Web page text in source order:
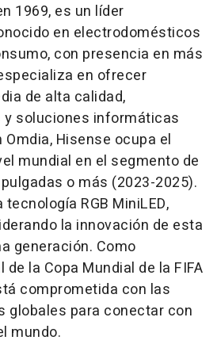
1969, es un líder
en electrodomésticos
con presencia en más
en ofrecer
de alta calidad,
soluciones informáticas
Hisense ocupa el
mundial en el segmento de
o más (2023-2025).
RGB MiniLED,
la innovación de esta
generación. Como
la Copa Mundial de la FIFA
comprometida con las
globales para conectar con
mundo.